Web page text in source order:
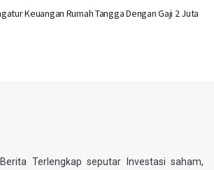
Keuangan Rumah Tangga Dengan Gaji 2 Juta
Terlengkap seputar Investasi saham,